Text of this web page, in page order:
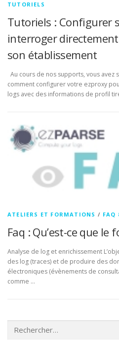
TUTORIELS
Tutoriels : Configurer
interroger directement
son établissement
Au cours de nos supports, vous avez
comment configurer votre ezproxy
logs avec des informations de profil
ATELIERS ET FORMATIONS / FAQ
Faq : Qu’est-ce que le
Analyse de log et enrichissement
des log (traces) et de produire des
électroniques (évènements de
comme …